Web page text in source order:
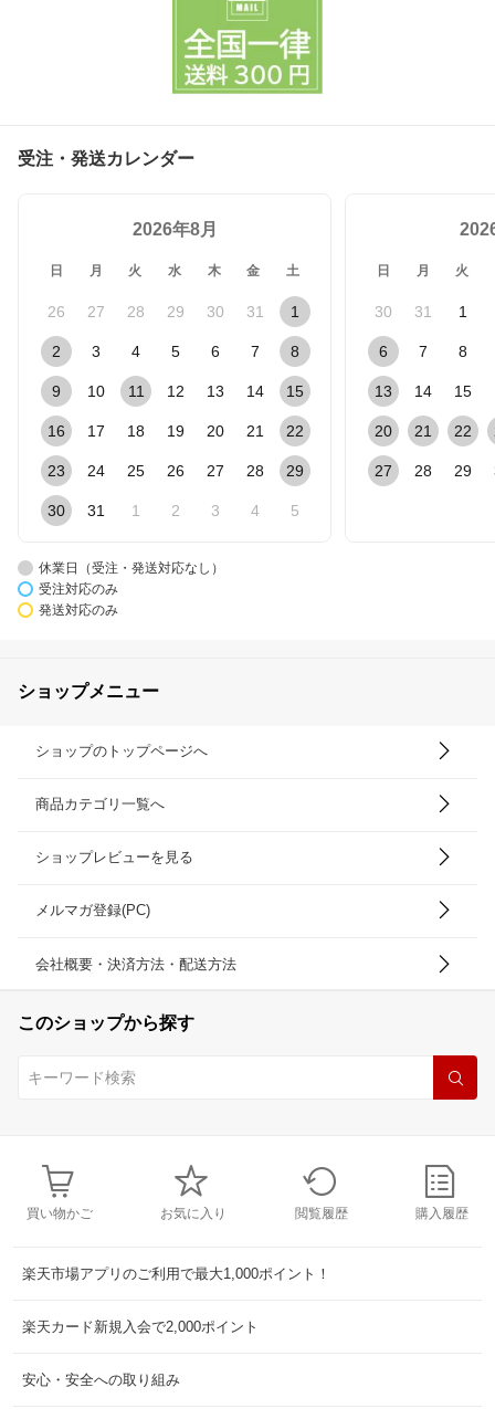
受注・発送カレンダー
2026年8月
日 月 火 水 木 金 土
26 27 28 29 30 31 1
2 3 4 5 6 7 8
9 10 11 12 13 14 15
16 17 18 19 20 21 22
23 24 25 26 27 28 29
30 31 1 2 3 4 5
日 月 火
30 31 1
6 7 8
13 14 15
20 21 22
27 28 29
休業日（受注・発送対応なし）
受注対応のみ
発送対応のみ
ショップメニュー
ショップのトップページへ
商品カテゴリ一覧へ
ショップレビューを見る
メルマガ登録(PC)
会社概要・決済方法・配送方法
このショップから探す
買い物かご お気に入り 閲覧履歴 購入履歴
楽天市場アプリのご利用で最大1,000ポイント！
楽天カード新規入会で2,000ポイント
安心・安全への取り組み